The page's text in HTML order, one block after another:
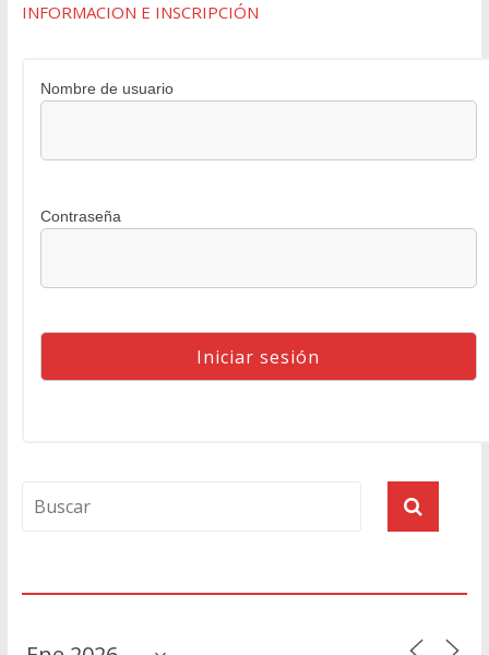
INFORMACION E INSCRIPCIÓN
Nombre de usuario
Contraseña